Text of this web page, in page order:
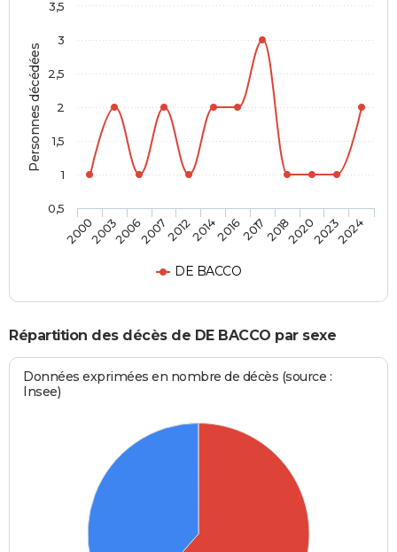
Personnes décédées
DE BACCO
200020032006200720122014201620172018202020232024
0,5
1
1,5
2
2,5
3
3,5
Répartition des décès de DE BACCO par sexe
Données exprimées en nombre de décès (source :
Insee)